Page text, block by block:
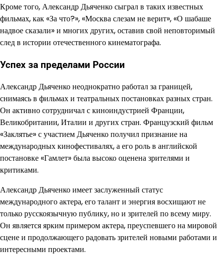
Кроме того, Александр Дьяченко сыграл в таких известных
фильмах, как «За что?», «Москва слезам не верит», «О шабаше
надвое сказали» и многих других, оставив свой неповторимый
след в истории отечественного кинематографа.
Успех за пределами России
Александр Дьяченко неоднократно работал за границей,
снимаясь в фильмах и театральных постановках разных стран.
Он активно сотрудничал с киноиндустрией Франции,
Великобритании, Италии и других стран. Французский фильм
«Заклятье» с участием Дьяченко получил признание на
международных кинофестивалях, а его роль в английской
постановке «Гамлет» была высоко оценена зрителями и
критиками.
Александр Дьяченко имеет заслуженный статус
международного актера, его талант и энергия восхищают не
только русскоязычную публику, но и зрителей по всему миру.
Он является ярким примером актера, преуспевшего на мировой
сцене и продолжающего радовать зрителей новыми работами и
интересными проектами.